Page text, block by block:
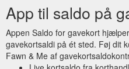
App til saldo på
Appen Saldo for gavekort
gavekortsaldi på ét sted. Føj dit
Fawn & Me af